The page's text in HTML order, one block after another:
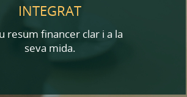
INTEGRAT
resum financer clar i a la
seva mida.